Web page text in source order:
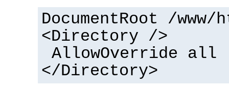
DocumentRoot /www/
<Directory />
AllowOverride all
</Directory>